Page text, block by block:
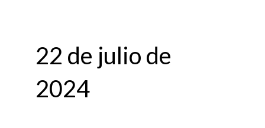
22 de julio de
2024